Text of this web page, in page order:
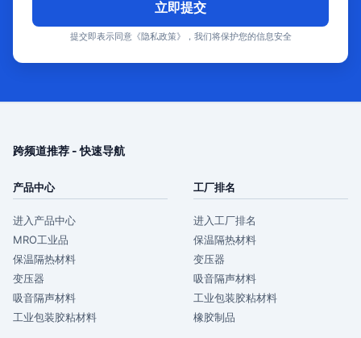
立即提交
提交即表示同意《隐私政策》，我们将保护您的信息安全
跨频道推荐 - 快速导航
产品中心
进入产品中心
MRO工业品
保温隔热材料
变压器
吸音隔声材料
工业包装胶粘材料
工厂排名
进入工厂排名
保温隔热材料
变压器
吸音隔声材料
工业包装胶粘材料
橡胶制品